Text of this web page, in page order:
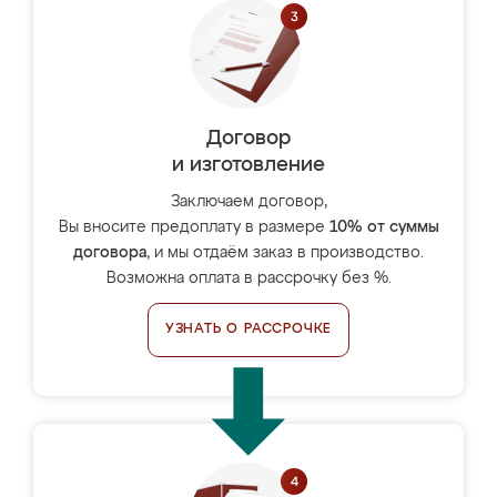
Договор
и изготовление
Заключаем договор,
Вы вносите предоплату в размере 10% от суммы
договора, и мы отдаём заказ в производство.
Возможна оплата в рассрочку без %.
УЗНАТЬ О РАССРОЧКЕ